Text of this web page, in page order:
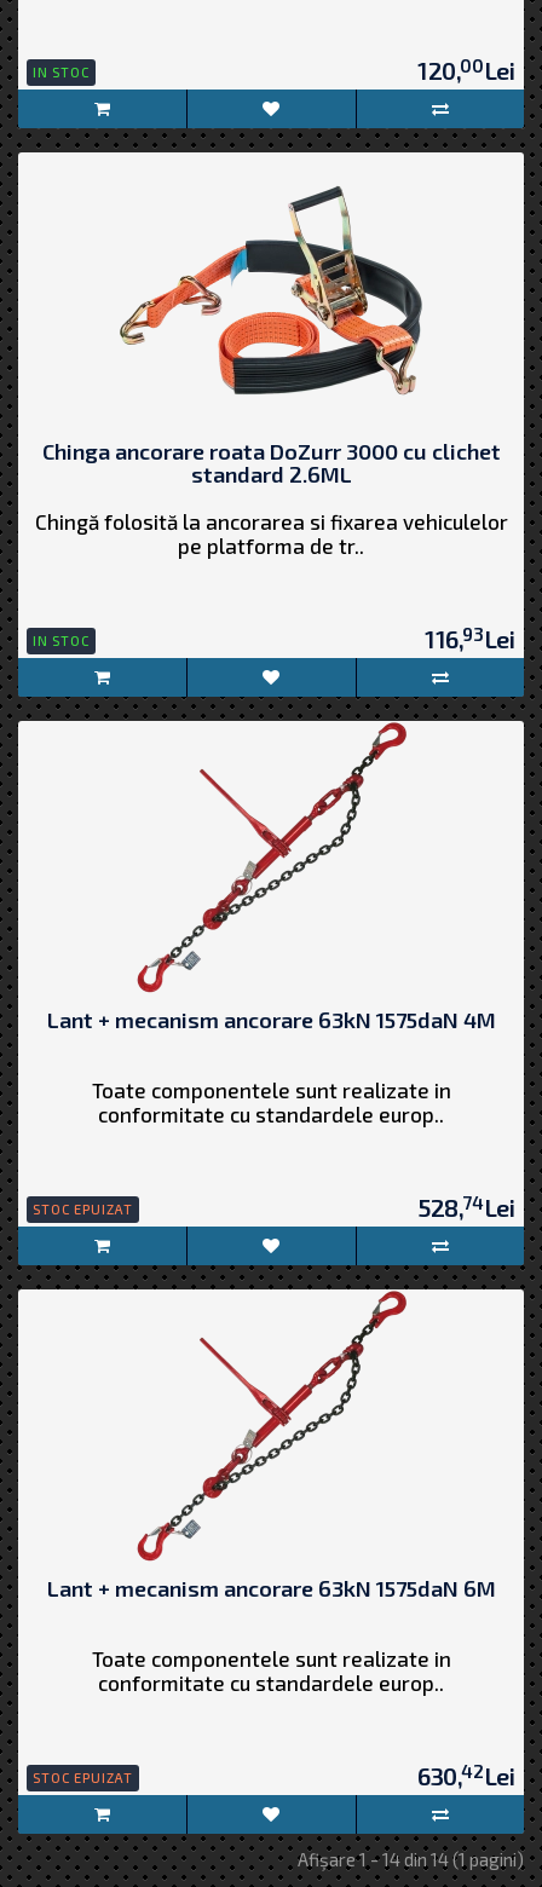
IN STOC 120,00Lei
Chinga ancorare roata DoZurr 3000 cu clichet
standard 2.6ML
Chingă folosită la ancorarea si fixarea vehiculelor
pe platforma de tr..
IN STOC 116,93Lei
Lant + mecanism ancorare 63kN 1575daN 4M
Toate componentele sunt realizate in
conformitate cu standardele europ..
STOC EPUIZAT 528,74Lei
Lant + mecanism ancorare 63kN 1575daN 6M
Toate componentele sunt realizate in
conformitate cu standardele europ..
STOC EPUIZAT 630,42Lei
Afişare 1 - 14 din 14 (1 pagini)